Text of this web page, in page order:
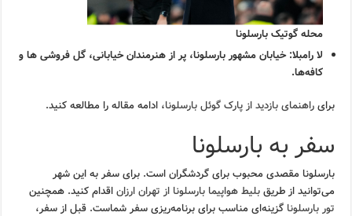
محله گوتیک بارسلونا
لا رامبلا:خیابان مشهور بارسلونا، پر از هنرمندان خیابانی، گل فروشی ها و
کافه‌ها.
برایراهنمای بازدید از پارک گوئل بارسلونا، ادامه مقاله را مطالعه کنید.
سفر به بارسلونا
بارسلونا مقصدی محبوب برای گردشگران است. برای سفر به این شهر
می‌توانید از طریقبلیط هواپیما بارسلونا از تهران ارزاناقدام کنید. همچنین
تور بارسلونا گزینه‌ای مناسب برای برنامه‌ریزی سفر شماست. قبل از سفر،